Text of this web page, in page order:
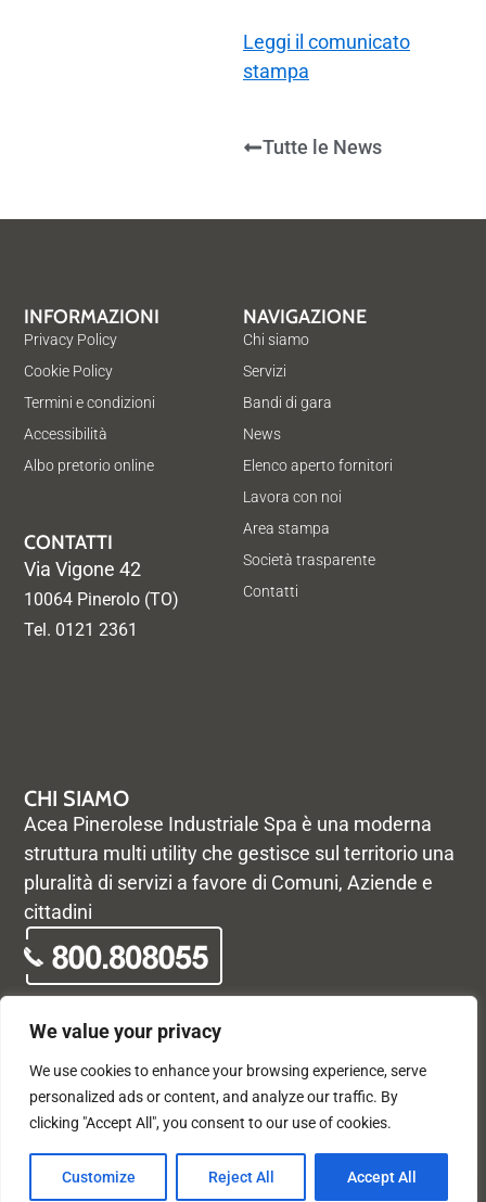
We value your privacy
We use cookies to enhance your browsing experience, serve
personalized ads or content, and analyze our traffic. By
clicking "Accept All", you consent to our use of cookies.
Customize Reject All Accept All
Leggi il comunicato
stampa
Tutte le News
CHI SIAMO
Acea Pinerolese Industriale Spa è una moderna
struttura multi utility che gestisce sul territorio una
pluralità di servizi a favore di Comuni, Aziende e
cittadini
NAVIGAZIONE
Chi siamo
Servizi
Bandi di gara
News
Elenco aperto fornitori
Lavora con noi
Area stampa
Società trasparente
Contatti
INFORMAZIONI
Privacy Policy
Cookie Policy
Termini e condizioni
Accessibilità
Albo pretorio online
CONTATTI
Via Vigone 42
10064 Pinerolo (TO)
Tel. 0121 2361
© Acea Pinerolese Industriale S.p.a. – Tutti i diritti riservati. Via
Vigone 42 - 10064 Pinerolo - P. Iva e Registro delle imprese di
Torino 05059960012 - Capitale Sociale
33.915.698,68 REA di Torino: 680448
X